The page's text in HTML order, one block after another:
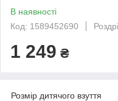
В наявності
Код: 1589452690
1 249 ₴
Розмір дитячого взуття